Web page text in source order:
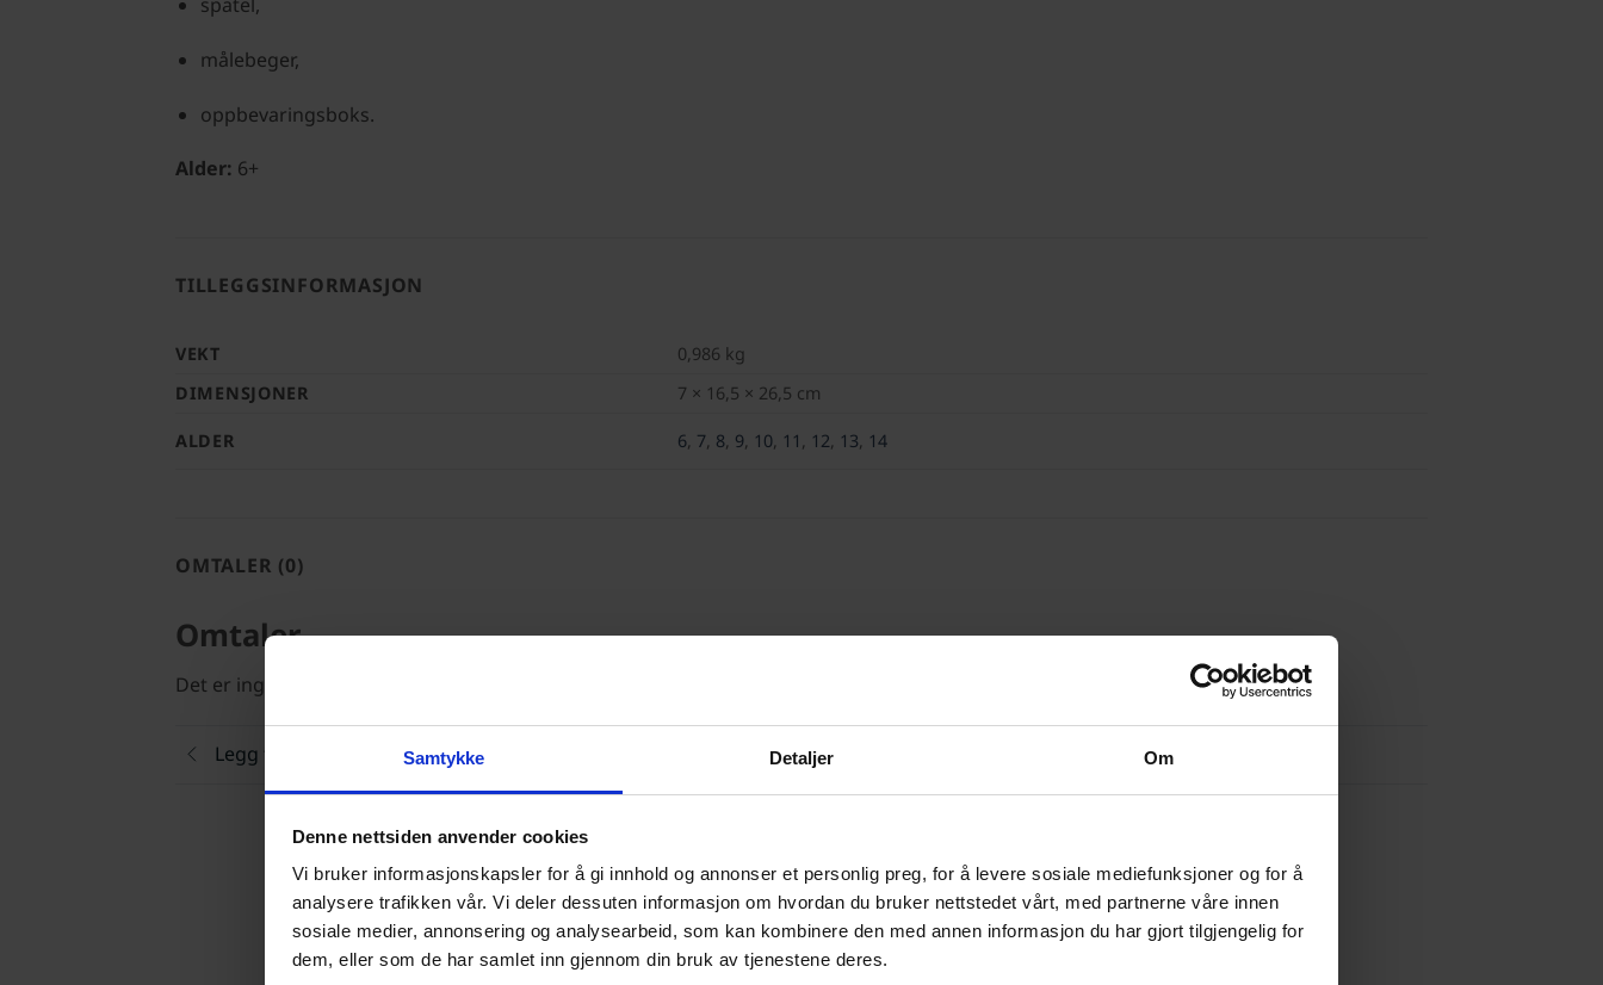
Samtykke Detaljer Om
Denne nettsiden anvender cookies
Vi bruker informasjonskapsler for å gi innhold og annonser et personlig preg, for å levere sosiale mediefunksjoner og for å
analysere trafikken vår. Vi deler dessuten informasjon om hvordan du bruker nettstedet vårt, med partnerne våre innen
sosiale medier, annonsering og analysearbeid, som kan kombinere den med annen informasjon du har gjort tilgjengelig for
dem, eller som de har samlet inn gjennom din bruk av tjenestene deres.
målebeger,
oppbevaringsboks.
Alder: 6+
TILLEGGSINFORMASJON
VEKT
0,986 kg
DIMENSJONER
7 × 16,5 × 26,5 cm
ALDER 6, 7, 8, 9, 10, 11 , 12, 13, 14
OMTALER (0)
Omtaler
Det er ingen omtaler ennå.
Legg til en anmeldelse
Lag ditt eget fargeskiftende slim
Vurdering*